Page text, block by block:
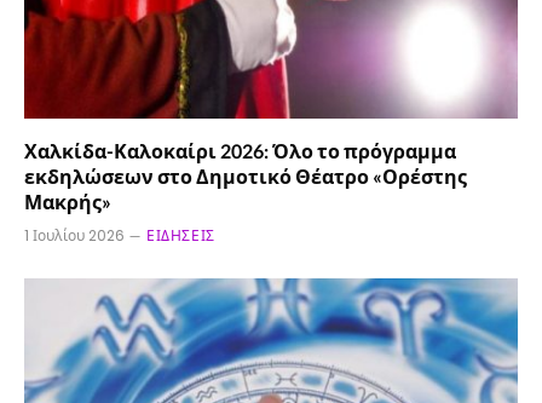
Χαλκίδα-Καλοκαίρι 2026: Όλο το πρόγραμμα
εκδηλώσεων στο Δημοτικό Θέατρο «Ορέστης
Μακρής»
1 Ιουλίου 2026 ΕΙΔΉΣΕΙΣ